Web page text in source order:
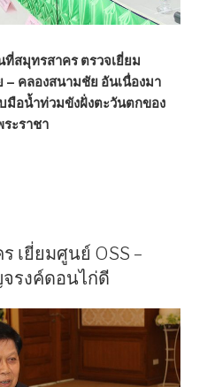
สมุทรสาคร ตรวจเยี่ยม
– คลองสนามชัย อันเนื่องมา
มือน้ำท่วมขังฝั่งตะวันตกของ
ะราชา
เยี่ยมศูนย์ OSS –
รงค์ดอนไก่ดี